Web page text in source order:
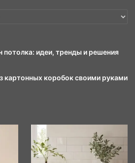
потолка: идеи, тренды и решения
картонных коробок своими руками